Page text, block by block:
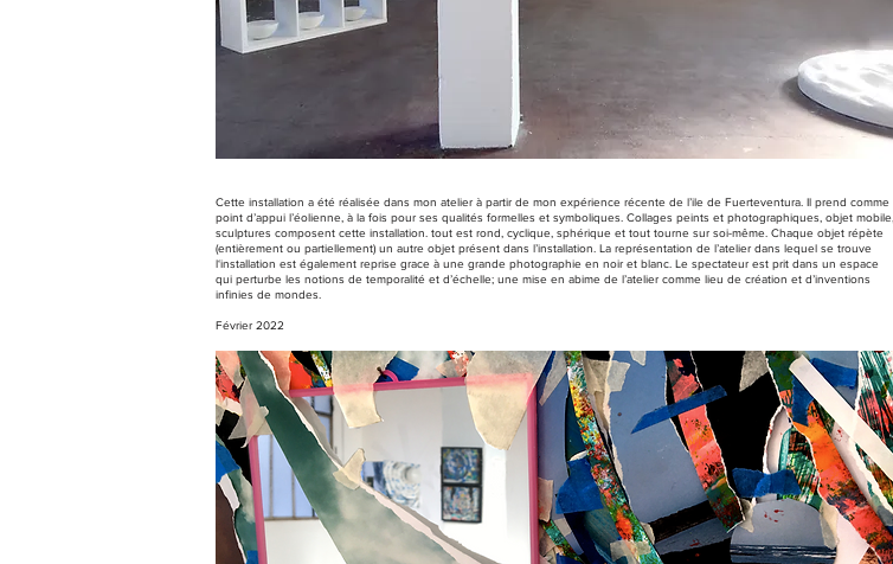
Cette installation a été réalisée dans mon atelier à partir de mon expérience récente de l’ile de Fuerteventura. Il prend comme
point d’appui l’éolienne, à la fois pour ses qualités formelles et symboliques. Collages peints et photographiques, objet mobile,
sculptures composent cette installation. tout est rond, cyclique, sphérique et tout tourne sur soi-même. Chaque objet répète
(entièrement ou partiellement) un autre objet présent dans l’installation. La représentation de l’atelier dans lequel se trouve
l‘installation est également reprise grace à une grande photographie en noir et blanc. Le spectateur est prit dans un espace
qui perturbe les notions de temporalité et d’échelle; une mise en abime de l’atelier comme lieu de création et d’inventions
infinies de mondes.
Février 2022